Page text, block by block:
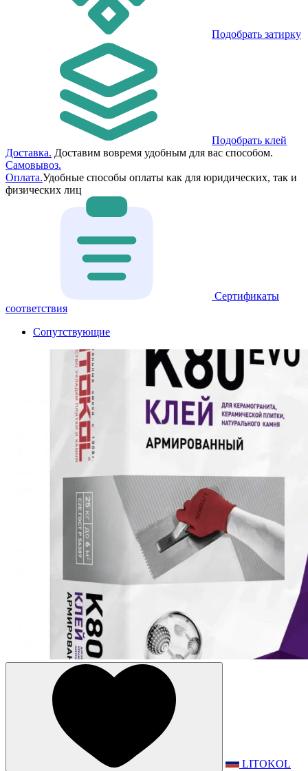
Подобрать затирку
Подобрать клей
Доставка. Доставим вовремя удобным для вас способом.
Самовывоз.
Оплата.Удобные способы оплаты как для юридических, так и
физических лиц
Сертификаты
соответствия
Сопутствующие
LITOKOL